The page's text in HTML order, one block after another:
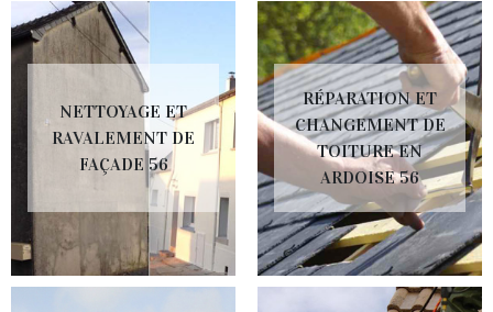
NETTOYAGE ET
RAVALEMENT DE
FAÇADE 56
RÉPARATION ET
CHANGEMENT DE
TOITURE EN
ARDOISE 56